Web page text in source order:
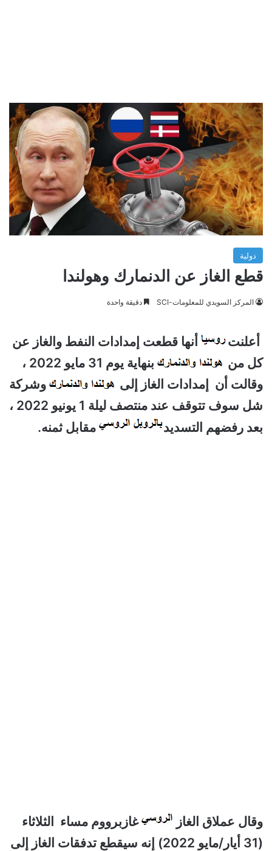
دولية
قطع الغاز عن الدنمارك وهولندا
المركز السويدي للمعلومات-SCI دقيقة واحدة
أعلنت
أنها قطعت إمدادات النفط والغاز عن
كل من
بنهاية يوم 31 مايو 2022 ،
وقالت أن إمدادات الغاز إلى
وشركة
شل سوف تتوقف عند منتصف ليلة 1 يونيو 2022 ،
بعد رفضهم التسديد
مقابل ثمنه.
وقال عملاق الغاز
غازبرووم مساء الثلاثاء
(31 أيار/مايو 2022) إنه سيقطع تدفقات الغاز إلى